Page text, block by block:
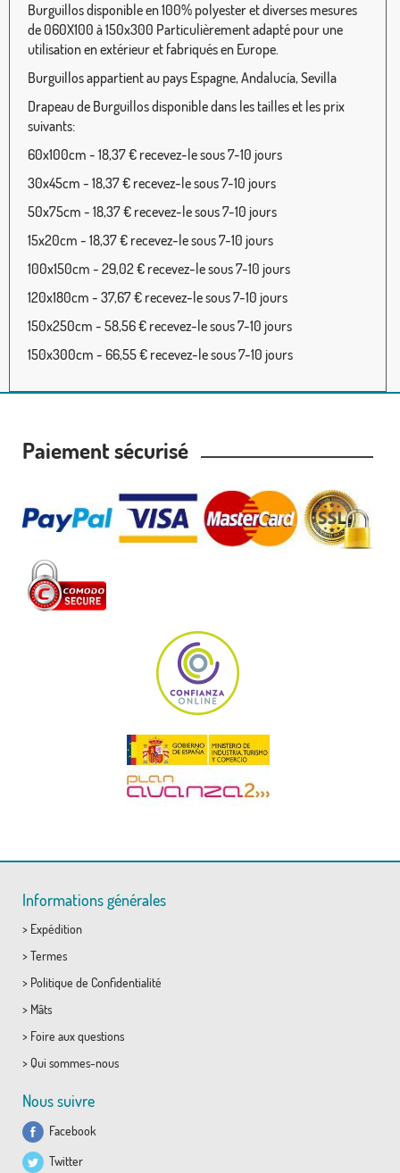
Burguillos disponible en 100% polyester et diverses mesures
de 060X100 à 150x300 Particulièrement adapté pour une
utilisation en extérieur et fabriqués en Europe.
Burguillos appartient au pays Espagne, Andalucía, Sevilla
Drapeau de Burguillos disponible dans les tailles et les prix
suivants:
60x100cm - 18,37 € recevez-le sous 7-10 jours
30x45cm - 18,37 € recevez-le sous 7-10 jours
50x75cm - 18,37 € recevez-le sous 7-10 jours
15x20cm - 18,37 € recevez-le sous 7-10 jours
100x150cm - 29,02 € recevez-le sous 7-10 jours
120x180cm - 37,67 € recevez-le sous 7-10 jours
150x250cm - 58,56 € recevez-le sous 7-10 jours
150x300cm - 66,55 € recevez-le sous 7-10 jours
Paiement sécurisé
Informations générales
> Expédition
> Termes
> Politique de Confidentialité
> Mâts
> Foire aux questions
> Qui sommes-nous
Nous suivre
Facebook
Twitter